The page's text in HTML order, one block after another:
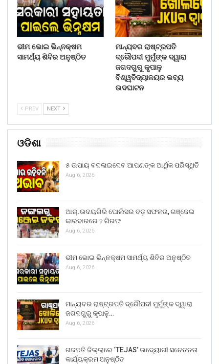
ଭୀମ ଭୋଇ ଭିନ୍ନକ୍ଷମ
ସାମର୍ଥ୍ୟ ଶିବିର ଅନୁଷ୍ଠିତ
ମାନ୍ୟବର ରାଷ୍ଟ୍ରପତି
ଦ୍ରୌପଦୀ ମୁର୍ମୁଙ୍କ ଦ୍ୱାରା
ଜଗଦଗୁରୁ କୃପାଳୁ
ବିଶ୍ୱବିଦ୍ୟାଳୟର ଭବ୍ୟ
ଉଦଘାଟନ
PREV NEXT
ଓଡିଶା
୫ ଉପାୟ ବଦଳାଇଦେବ ଆପଣଙ୍କ ଆର୍ଥିକ ପରିସ୍ଥିତି
Aug 6, 2026
ଆର୍.ଉଦୟଗିରି ପୋଲିସର ବଡ଼ ସଫଳତା, ଗଞ୍ଜେଇ
କାରବାରରେ ୨ ଗିରଫ
Aug 6, 2026
ଭୀମ ଭୋଇ ଭିନ୍ନକ୍ଷମ ସାମର୍ଥ୍ୟ ଶିବିର ଅନୁଷ୍ଠିତ
Aug 6, 2026
ମାନ୍ୟବର ରାଷ୍ଟ୍ରପତି ଦ୍ରୌପଦୀ ମୁର୍ମୁଙ୍କ ଦ୍ୱାରା
ଜଗଦଗୁରୁ କୃପାଳୁ…
Aug 6, 2026
ଗଜପତି ଜିଲ୍ଲାରେ ‘TEJAS’ ଉଦ୍ୟୋଗୀ ସଚେତନତା
କାର୍ଯ୍ୟକ୍ରମ ଅନୁଷ୍ଠିତ